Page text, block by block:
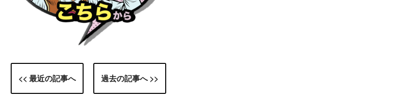
<< 最近の記事へ 過去の記事へ >>